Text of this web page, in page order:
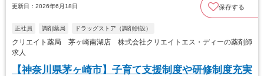
更新日：2026年6月18日 保存する
正社員 調剤薬局 ドラッグストア（調剤併設）
クリエイト薬局 茅ヶ崎南湖店 株式会社クリエイトエス・ディーの薬剤師
求人
【神奈川県茅ヶ崎市】子育て支援制度や研修制度充実